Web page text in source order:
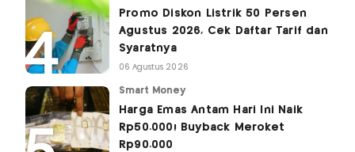
Promo Diskon Listrik 50 Persen
Agustus 2026, Cek Daftar Tarif dan
Syaratnya
06 Agustus 2026
Smart Money
Harga Emas Antam Hari Ini Naik
Rp50.000! Buyback Meroket
Rp90.000